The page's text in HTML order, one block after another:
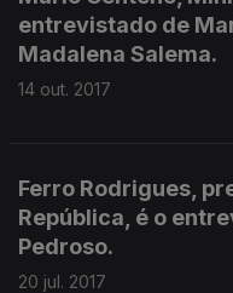
entrevistado de
Madalena Salema.
14 out. 2017
Ferro Rodrigues,
República, é o
Pedroso.
20 jul. 2017